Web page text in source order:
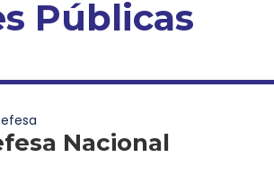
Públicas
Nacional